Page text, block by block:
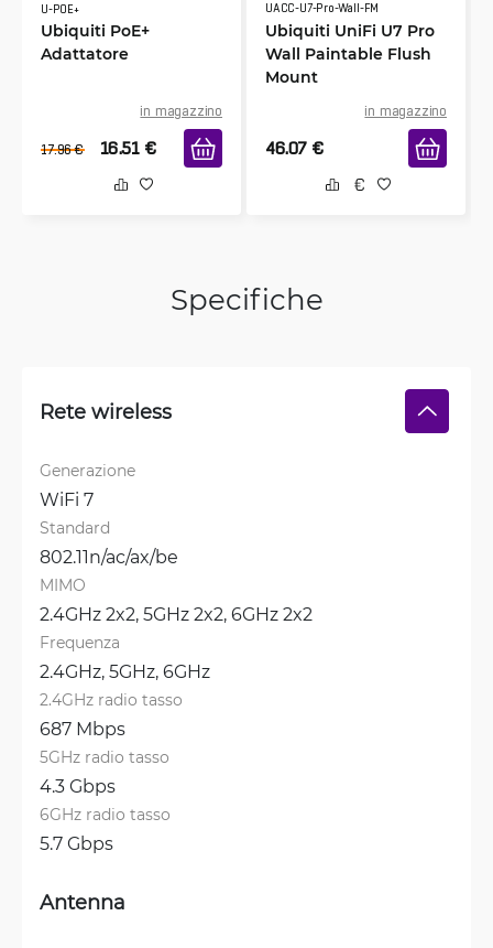
U-POE+
Ubiquiti PoE+
Adattatore
in magazzino
17.96 € 16.51 €
UACC-U7-Pro-Wall-FM
Ubiquiti UniFi U7 Pro
Wall Paintable Flush
Mount
in magazzino
46.07 €
Specifiche
Rete wireless
Generazione
WiFi 7
Standard
802.11n/ac/ax/be
MIMO
2.4GHz 2x2, 5GHz 2x2, 6GHz 2x2
Frequenza
2.4GHz, 5GHz, 6GHz
2.4GHz radio tasso
687 Mbps
5GHz radio tasso
4.3 Gbps
6GHz radio tasso
5.7 Gbps
Antenna